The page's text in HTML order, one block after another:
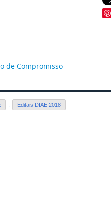
de Compromisso
Editais DIAE 2018